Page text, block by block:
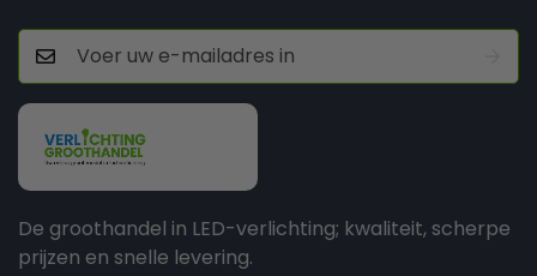
De groothandel in LED-verlichting; kwaliteit, scherpe
prijzen en snelle levering.